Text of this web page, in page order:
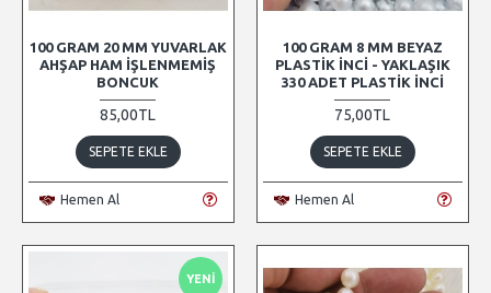
100 GRAM 20 MM YUVARLAK
AHŞAP HAM İŞLENMEMIŞ
BONCUK
85,00TL
SEPETE EKLE
Hemen Al
100 GRAM 8 MM BEYAZ
PLASTIK İNCI - YAKLAŞIK
330 ADET PLASTIK İNCI
75,00TL
SEPETE EKLE
Hemen Al
YENI